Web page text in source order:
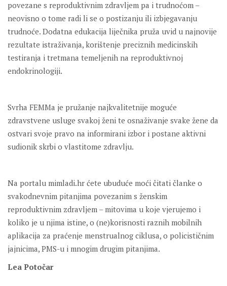
povezane s reproduktivnim zdravljem pa i trudnoćom –
neovisno o tome radi li se o postizanju ili izbjegavanju
trudnoće. Dodatna edukacija liječnika pruža uvid u najnovije
rezultate istraživanja, korištenje preciznih medicinskih
testiranja i tretmana temeljenih na reproduktivnoj
endokrinologiji.
Svrha FEMMa je pružanje najkvalitetnije moguće
zdravstvene usluge svakoj ženi te osnaživanje svake žene da
ostvari svoje pravo na informirani izbor i postane aktivni
sudionik skrbi o vlastitome zdravlju.
Na portalu mimladi.hr ćete ubuduće moći čitati članke o
svakodnevnim pitanjima povezanim s ženskim
reproduktivnim zdravljem – mitovima u koje vjerujemo i
koliko je u njima istine, o (ne)korisnosti raznih mobilnih
aplikacija za praćenje menstrualnog ciklusa, o policističnim
jajnicima, PMS-u i mnogim drugim pitanjima.
Lea Potočar